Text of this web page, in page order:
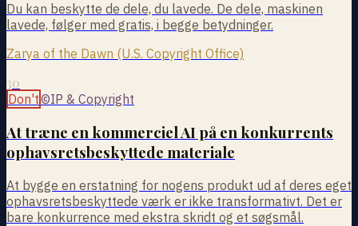
Du kan beskytte de dele, du lavede. De dele, maskinen
lavede, følger med gratis, i begge betydninger.
Zarya of the Dawn (U.S. Copyright Office)
30
Don't©IP & Copyright
At træne en kommerciel AI på en konkurrents
ophavsretsbeskyttede materiale
At bygge en erstatning for nogens produkt ud af deres eget
ophavsretsbeskyttede værk er ikke transformativt. Det er
bare konkurrence med ekstra skridt og et søgsmål.